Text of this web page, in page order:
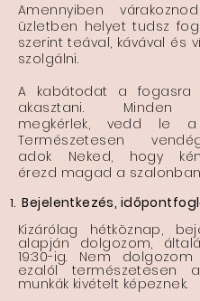
Amennyiben
üzletben helyet tudsz
szerint teával, kávával és
szolgálni.
A kabátodat a fogasra
akasztani. Minden
megkérlek, vedd le
Természetesen
adok Neked, hogy
érezd magad a
Bejelentkezés,
Kizárólag hétköznap,
alapján dolgozom,
19:30-ig. Nem dolgozom
ezalól természetesen
munkák kivételt képeznek.